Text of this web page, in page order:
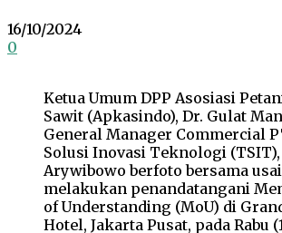
16/10/2024
0
Ketua Umum DPP Asosiasi
Sawit (Apkasindo), Dr. Gulat
General Manager Commercial
Solusi Inovasi Teknologi
Arywibowo berfoto bersama usai
melakukan penandatangani
of Understanding (MoU) di
Hotel, Jakarta Pusat, pada Rabu